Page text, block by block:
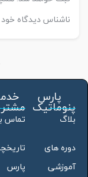
ناشناس دیدگاه خود
پارس
پنوماتیک
بلاگ
دوره های
آموزشی
تماس
پارس